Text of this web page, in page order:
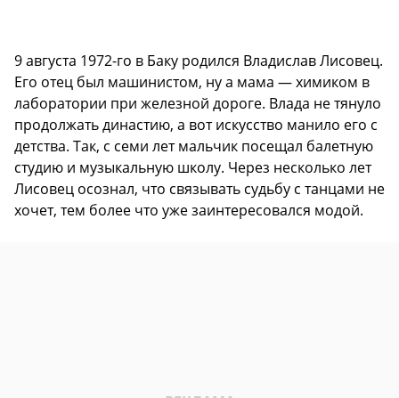
9 августа 1972-го в Баку родился Владислав Лисовец.
Его отец был машинистом, ну а мама — химиком в
лаборатории при железной дороге. Влада не тянуло
продолжать династию, а вот искусство манило его с
детства. Так, с семи лет мальчик посещал балетную
студию и музыкальную школу. Через несколько лет
Лисовец осознал, что связывать судьбу с танцами не
хочет, тем более что уже заинтересовался модой.